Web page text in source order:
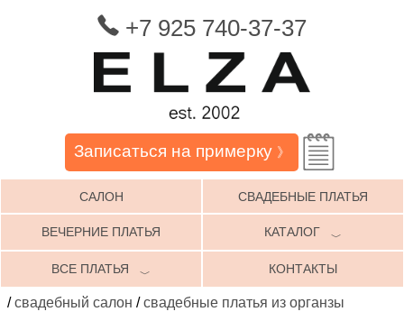
+7 925 740-37-37
Записаться на примерку 》
САЛОН СВАДЕБНЫЕ ПЛАТЬЯ
ВЕЧЕРНИЕ ПЛАТЬЯ КАТАЛОГ ﹀
ВСЕ ПЛАТЬЯ ﹀ КОНТАКТЫ
/свадебный салон /свадебные платья из органзы